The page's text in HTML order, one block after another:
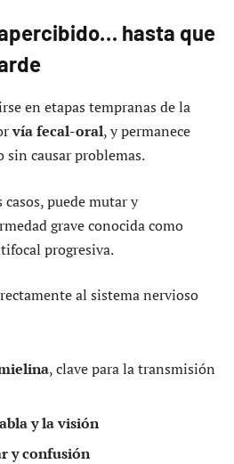
hasta que
en etapas tempranas de la
vía fecal-oral, y permanece
causar problemas.
puede mutar y
grave conocida como
progresiva.
al sistema nervioso
, clave para la transmisión
y la visión
y confusión